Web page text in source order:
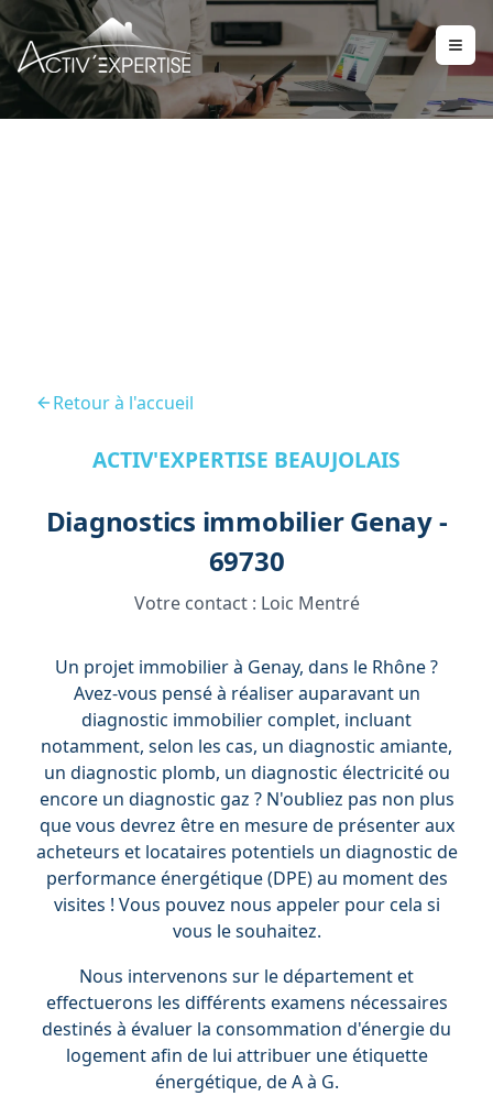
Retour à l'accueil
ACTIV'EXPERTISE BEAUJOLAIS
Diagnostics immobilier Genay -
69730
Votre contact : Loic Mentré
Un projet immobilier à Genay, dans le Rhône ?
Avez-vous pensé à réaliser auparavant un
diagnostic immobilier complet, incluant
notamment, selon les cas, un diagnostic amiante,
un diagnostic plomb, un diagnostic électricité ou
encore un diagnostic gaz ? N'oubliez pas non plus
que vous devrez être en mesure de présenter aux
acheteurs et locataires potentiels un diagnostic de
performance énergétique (DPE) au moment des
visites ! Vous pouvez nous appeler pour cela si
vous le souhaitez.
Nous intervenons sur le département et
effectuerons les différents examens nécessaires
destinés à évaluer la consommation d'énergie du
logement afin de lui attribuer une étiquette
énergétique, de A à G.